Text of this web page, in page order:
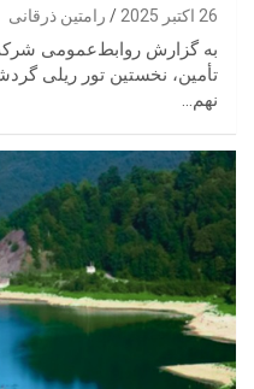
26 اکتبر 2025 رامتین ذرقانی
به گزارش روابط‌عمومی
تأمین، نخستین تور ریلی
نهم…